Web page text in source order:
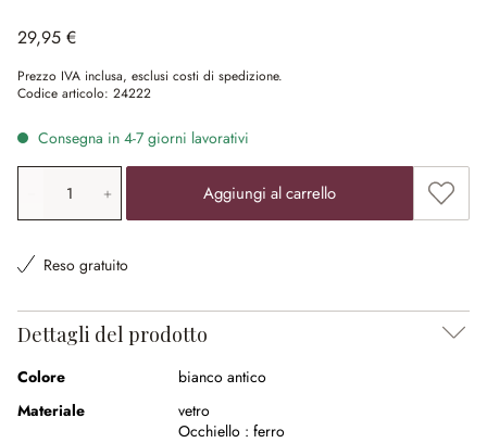
29,95 €
Prezzo IVA inclusa, esclusi costi di spedizione.
Codice articolo: 24222
Consegna in 4-7 giorni lavorativi
Quantità prodotto: inserisci il valore desiderato o
Aggiungi al carrello
Reso gratuito
Dettagli del prodotto
Colore
bianco antico
Materiale
vetro
Occhiello : ferro